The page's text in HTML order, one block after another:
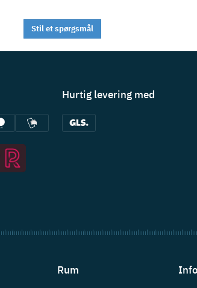
Stil et spørgsmål
Hurtig levering med
Rum